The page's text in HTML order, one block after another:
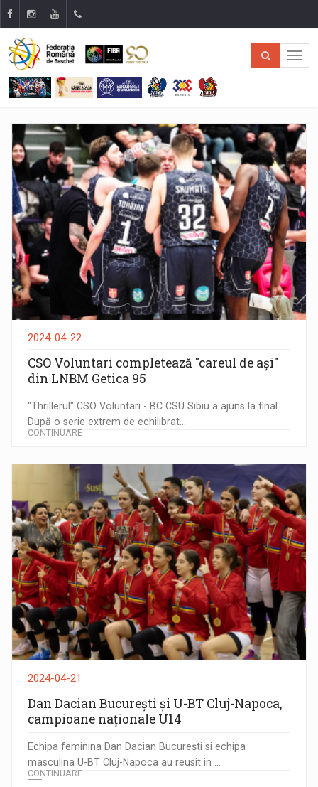
2024-04-22
CSO Voluntari completează "careul de ași"
din LNBM Getica 95
"Thrillerul" CSO Voluntari - BC CSU Sibiu a ajuns la final.
După o serie extrem de echilibrat...
CONTINUARE
2024-04-21
Dan Dacian București și U-BT Cluj-Napoca,
campioane naționale U14
Echipa feminina Dan Dacian București si echipa
masculina U-BT Cluj-Napoca au reusit in ...
CONTINUARE